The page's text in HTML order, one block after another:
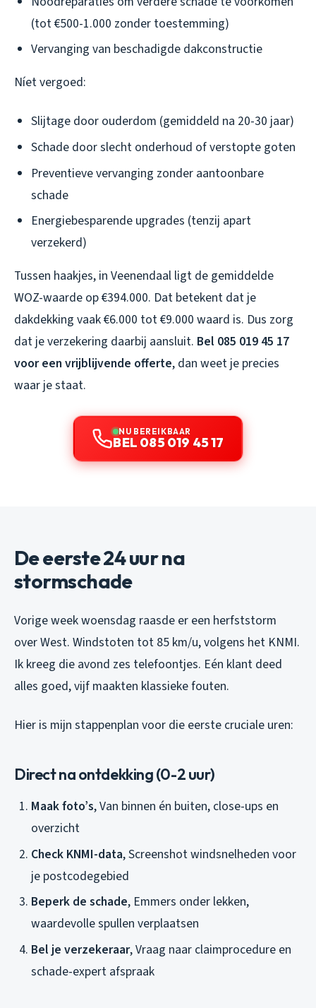
(tot €500-1.000 zonder toestemming)
Vervanging van beschadigde dakconstructie
Níet vergoed:
Slijtage door ouderdom (gemiddeld na 20-30 jaar)
Schade door slecht onderhoud of verstopte goten
Preventieve vervanging zonder aantoonbare
schade
Energiebesparende upgrades (tenzij apart
verzekerd)
Tussen haakjes, in Veenendaal ligt de gemiddelde
WOZ-waarde op €394.000. Dat betekent dat je
dakdekking vaak €6.000 tot €9.000 waard is. Dus zorg
dat je verzekering daarbij aansluit. Bel 085 019 45 17
voor een vrijblijvende offerte, dan weet je precies
waar je staat.
NU BEREIKBAAR
BEL 085 019 45 17
De eerste 24 uur na
stormschade
Vorige week woensdag raasde er een herfststorm
over West. Windstoten tot 85 km/u, volgens het KNMI.
Ik kreeg die avond zes telefoontjes. Eén klant deed
alles goed, vijf maakten klassieke fouten.
Hier is mijn stappenplan voor die eerste cruciale uren:
Direct na ontdekking (0-2 uur)
Maak foto’s, Van binnen én buiten, close-ups en
overzicht
Check KNMI-data, Screenshot windsnelheden voor
je postcodegebied
Beperk de schade, Emmers onder lekken,
waardevolle spullen verplaatsen
Bel je verzekeraar, Vraag naar claimprocedure en
schade-expert afspraak